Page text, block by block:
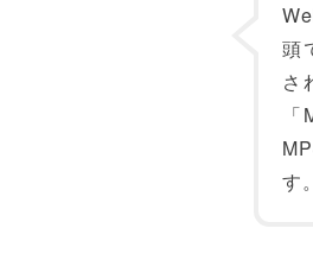
頭
さ
す。